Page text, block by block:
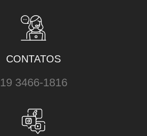
CONTATOS
19 3466-1816